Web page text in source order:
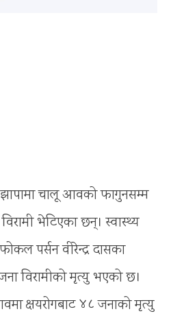
झापामा चालू आवको फागुनसम्म
भेटिएका छन्। स्वास्थ्य
पर्सन वीरेन्द्र दासका
विरामीको मृत्यु भएको छ।
क्षयरोगबाट ४८ जनाको मृत्यु